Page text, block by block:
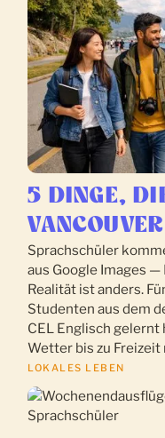
5 DINGE,
Sprachschüler
aus Google Images —
Realität ist anders.
Studenten aus dem
CEL Englisch
Wetter bis zu
LOKALES LEBEN